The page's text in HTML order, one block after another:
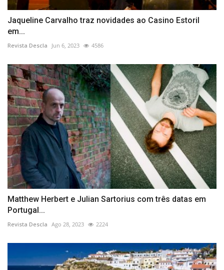
Jaqueline Carvalho traz novidades ao Casino Estoril
em...
Revista Descla Jun 6, 2023 4586
Matthew Herbert e Julian Sartorius com três datas em
Portugal...
Revista Descla Ago 28, 2023 2224